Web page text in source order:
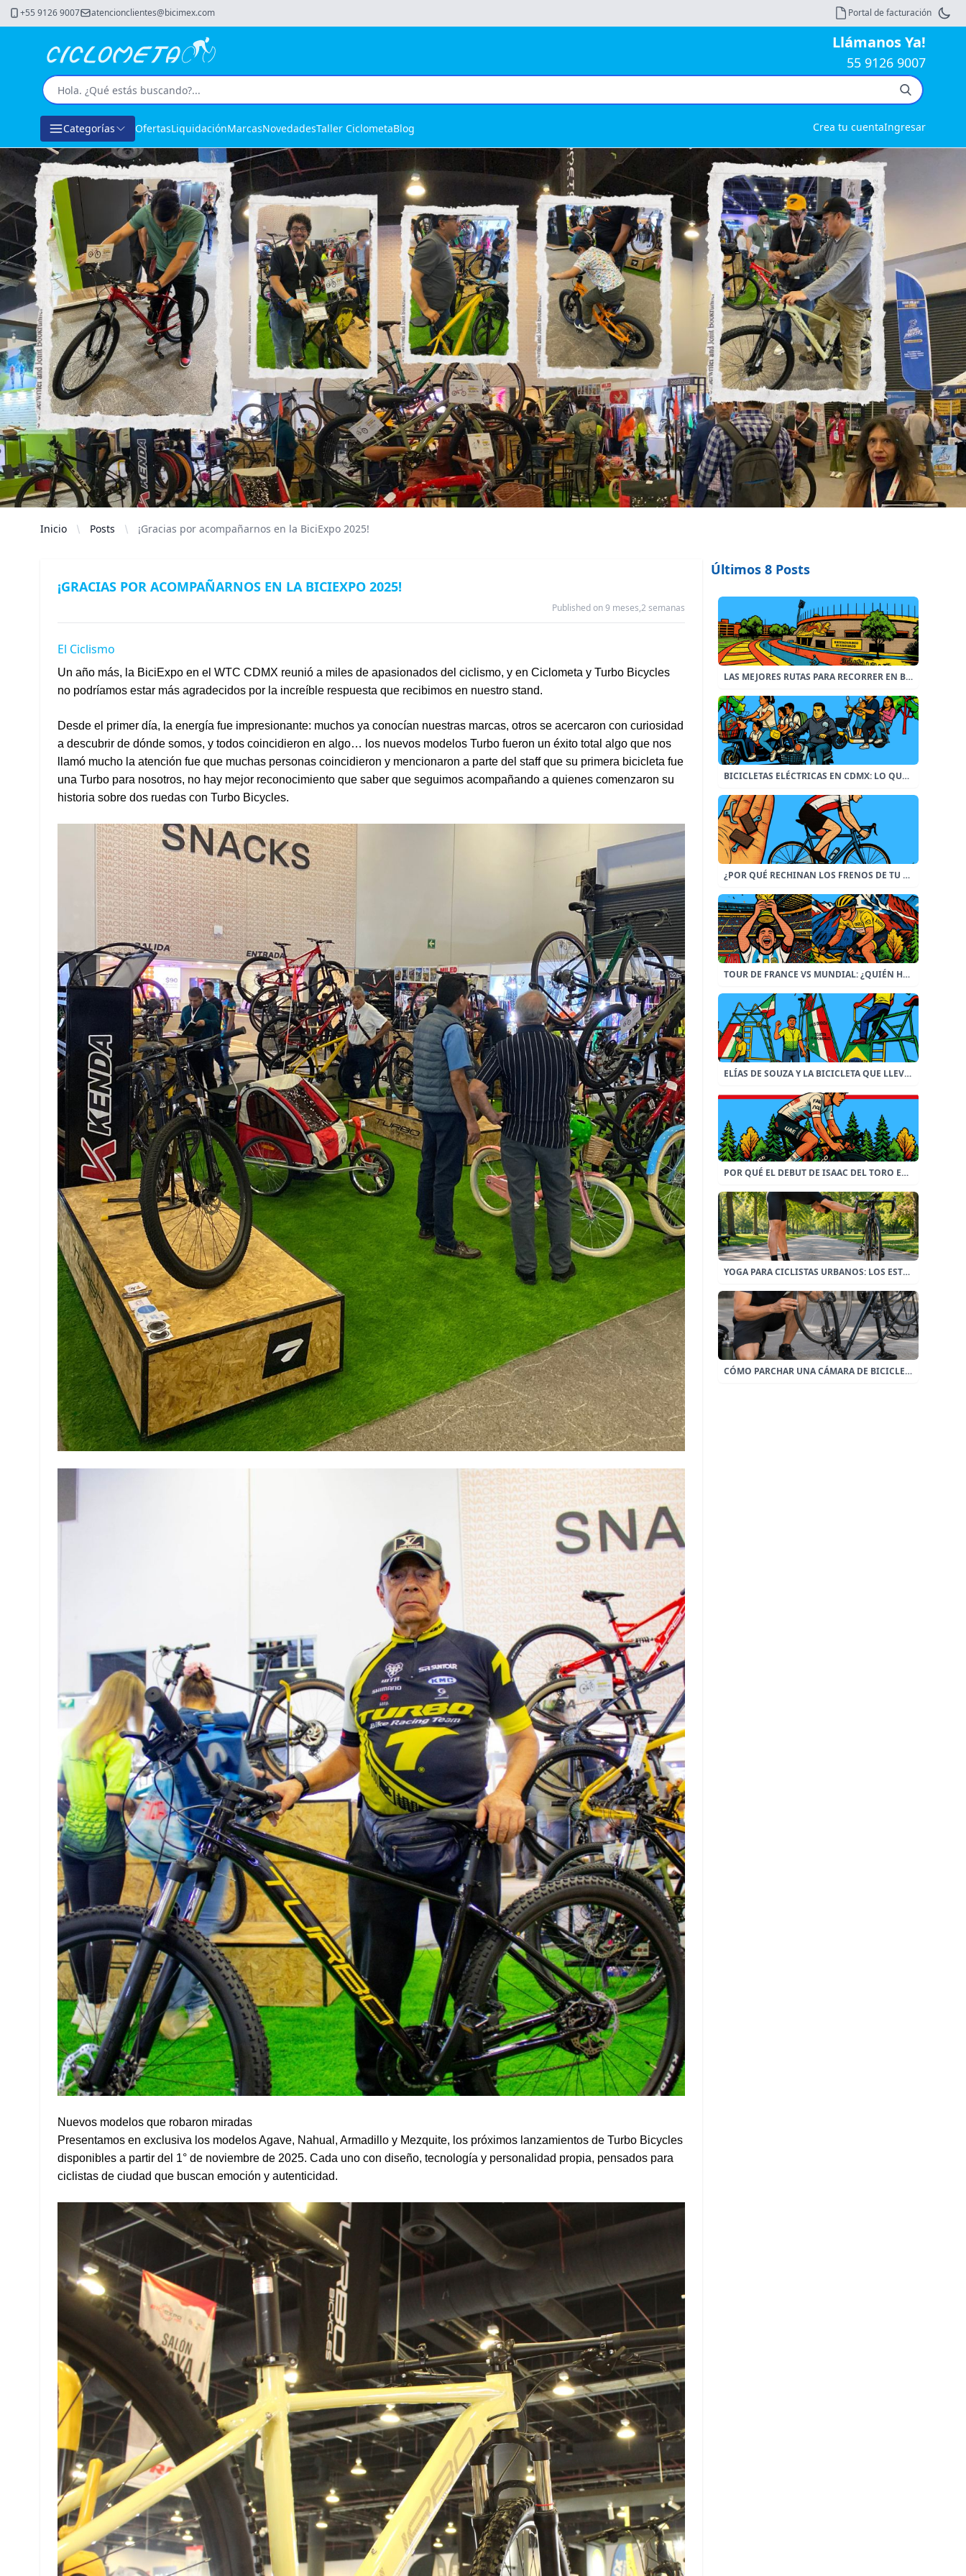
+55 9126 9007 atencionclientes@bicimex.com Portal de facturación
Llámanos Ya!
55 9126 9007
Categorías OfertasLiquidaciónMarcasNovedadesTaller CiclometaBlog Crea tu cuentaIngresar
Inicio Posts ¡Gracias por acompañarnos en la BiciExpo 2025!
¡GRACIAS POR ACOMPAÑARNOS EN LA BICIEXPO 2025!
Published on 9 meses,2 semanas
El Ciclismo
Un año más, la BiciExpo en el WTC CDMX reunió a miles de apasionados del ciclismo, y en Ciclometa y Turbo Bicycles
no podríamos estar más agradecidos por la increíble respuesta que recibimos en nuestro stand.
Desde el primer día, la energía fue impresionante: muchos ya conocían nuestras marcas, otros se acercaron con curiosidad
a descubrir de dónde somos, y todos coincidieron en algo… los nuevos modelos Turbo fueron un éxito total algo que nos
llamó mucho la atención fue que muchas personas coincidieron y mencionaron a parte del staff que su primera bicicleta fue
una Turbo para nosotros, no hay mejor reconocimiento que saber que seguimos acompañando a quienes comenzaron su
historia sobre dos ruedas con Turbo Bicycles.
Nuevos modelos que robaron miradas
Presentamos en exclusiva los modelos Agave, Nahual, Armadillo y Mezquite, los próximos lanzamientos de Turbo Bicycles
disponibles a partir del 1° de noviembre de 2025. Cada uno con diseño, tecnología y personalidad propia, pensados para
ciclistas de ciudad que buscan emoción y autenticidad.
Últimos 8 Posts
LAS MEJORES RUTAS PARA RECORRER EN BICICLETA EN LA CDMX DURANTE UN FIN DE SEMANA.
BICICLETAS ELÉCTRICAS EN CDMX: LO QUE CAMBIÓ EN 2026 Y LO QUE DEBES SABER ANTES DE COMPRAR UNA.
¿POR QUÉ RECHINAN LOS FRENOS DE TU BICICLETA? CAUSAS, SOLUCIONES Y CÓMO PREVENIRLO.
TOUR DE FRANCE VS MUNDIAL: ¿QUIÉN HACE EL MAYOR ESFUERZO FÍSICO?
ELÍAS DE SOUZA Y LA BICICLETA QUE LLEVARÁ UNA HISTORIA DE CASI 40 AÑOS RUMBO AL MUNDIAL
POR QUÉ EL DEBUT DE ISAAC DEL TORO EN EL TOUR DE FRANCIA LO CAMBIA TODO.
YOGA PARA CICLISTAS URBANOS: LOS ESTIRAMIENTOS QUE TU ESPALDA AGRADECERÁ DESPUÉS DEL TRÁFICO
CÓMO PARCHAR UNA CÁMARA DE BICICLETA EN 5 MINUTOS Y SEGUIR RODANDO.